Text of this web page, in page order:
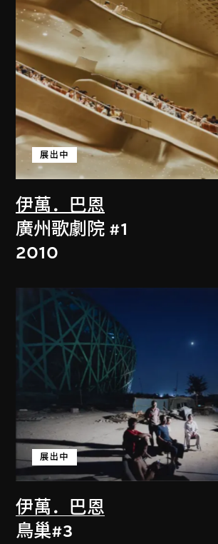
伊萬．巴恩
展出中
廣州歌劇院 #1
2010
伊萬．巴恩
展出中
鳥巢#3